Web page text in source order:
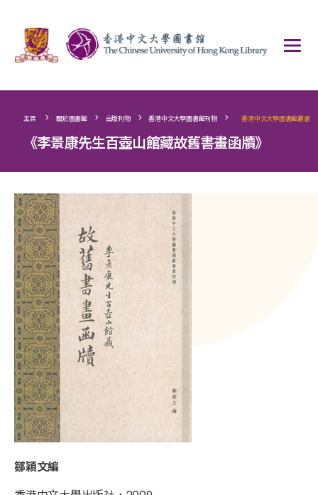
主頁 > 關於圖書館 > 出版刊物 > 香港中文大學圖書館刊物 > 香港中文大學圖書館叢書
《李景康先生百壺山館藏故舊書畫函牘》
鄒穎文編